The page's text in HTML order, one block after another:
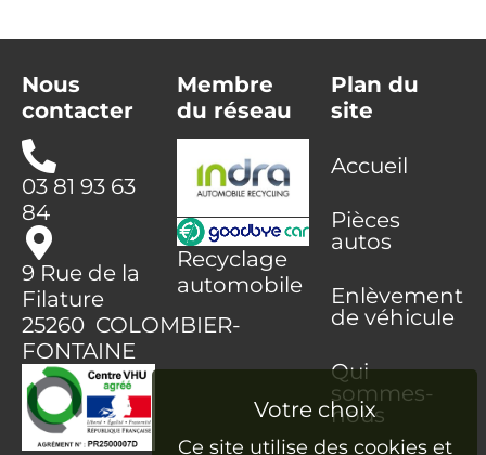
Nous
contacter
03 81 93 63
84
9 Rue de la
Filature
25260 COLOMBIER-
FONTAINE
Membre
du réseau
Recyclage
automobile
Plan du
site
Accueil
Pièces
autos
Enlèvement
de véhicule
Qui
sommes-
nous
Ce site utilise des cookies et